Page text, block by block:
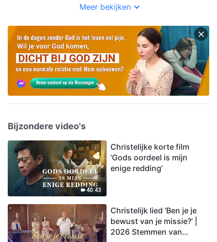
Meer bekijken
Bijzondere video's
40:43
Christelijke korte film
‘Gods oordeel is mijn
enige redding’
Christelijk lied ‘Ben je je
bewust van je missie?’ |
2026 Stemmen van